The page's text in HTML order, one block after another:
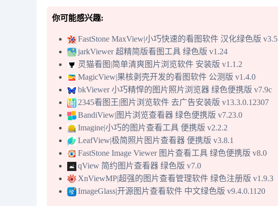
你可能感兴趣:
FastStone MaxView|小巧快速的看图软件 汉化绿色版 v3.5
jarkViewer 超精简版看图工具 绿色版 v1.24
灵猫看图|简单清爽图片浏览软件 安装版 v1.1.2
MagicView|果核剥壳开发的看图软件 公测版 v1.4.0
bkViewer 小巧精悍的图片照片浏览器 绿色便携版 v7.9c
2345看图王|图片浏览软件 去广告安装版 v13.3.0.12307
BandiView|图片浏览查看器 绿色便携版 v7.23.0
Imagine|小巧的图片查看工具 便携版 v2.2.2
LeafView|极简照片图片查看器 便携版 v3.8.1
FastStone Image Viewer 图片查看工具 绿色便携版 v8.0
qView 简约图片查看器 绿色版 v7.0
XnViewMP|超强的图片查看管理软件 绿色注册版 v1.9.3
ImageGlass|开源图片查看软件 中文绿色版 v9.4.0.1120